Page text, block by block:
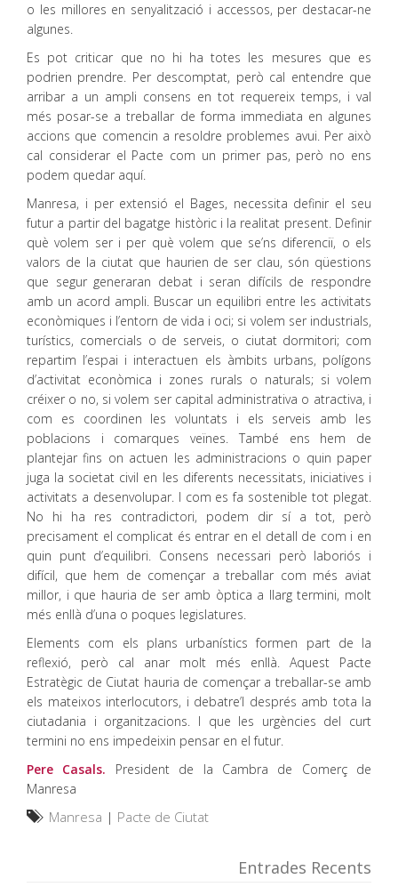
o les millores en senyalització i accessos, per destacar-ne
algunes.
Es pot criticar que no hi ha totes les mesures que es
podrien prendre. Per descomptat, però cal entendre que
arribar a un ampli consens en tot requereix temps, i val
més posar-se a treballar de forma immediata en algunes
accions que comencin a resoldre problemes avui. Per això
cal considerar el Pacte com un primer pas, però no ens
podem quedar aquí.
Manresa, i per extensió el Bages, necessita definir el seu
futur a partir del bagatge històric i la realitat present. Definir
què volem ser i per què volem que se’ns diferenciï, o els
valors de la ciutat que haurien de ser clau, són qüestions
que segur generaran debat i seran difícils de respondre
amb un acord ampli. Buscar un equilibri entre les activitats
econòmiques i l’entorn de vida i oci; si volem ser industrials,
turístics, comercials o de serveis, o ciutat dormitori; com
repartim l’espai i interactuen els àmbits urbans, polígons
d’activitat econòmica i zones rurals o naturals; si volem
créixer o no, si volem ser capital administrativa o atractiva, i
com es coordinen les voluntats i els serveis amb les
poblacions i comarques veïnes. També ens hem de
plantejar fins on actuen les administracions o quin paper
juga la societat civil en les diferents necessitats, iniciatives i
activitats a desenvolupar. I com es fa sostenible tot plegat.
No hi ha res contradictori, podem dir sí a tot, però
precisament el complicat és entrar en el detall de com i en
quin punt d’equilibri. Consens necessari però laboriós i
difícil, que hem de començar a treballar com més aviat
millor, i que hauria de ser amb òptica a llarg termini, molt
més enllà d’una o poques legislatures.
Elements com els plans urbanístics formen part de la
reflexió, però cal anar molt més enllà. Aquest Pacte
Estratègic de Ciutat hauria de començar a treballar-se amb
els mateixos interlocutors, i debatre’l després amb tota la
ciutadania i organitzacions. I que les urgències del curt
termini no ens impedeixin pensar en el futur.
Pere Casals. President de la Cambra de Comerç de
Manresa
Manresa | Pacte de Ciutat
Entrades Recents